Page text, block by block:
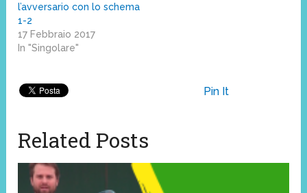
l’avversario con lo schema
1-2
17 Febbraio 2017
In "Singolare"
Pin It
Related Posts